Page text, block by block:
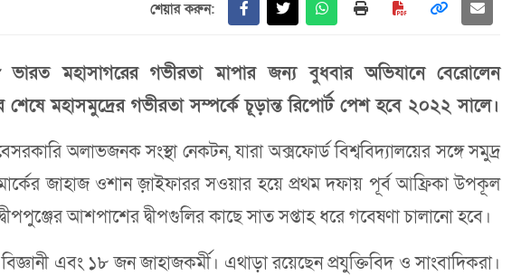
শেয়ার করুন:
ভারত মহাসাগরের গভীরতা মাপার জন্য বুধবার অভিযানে বেরোলেন
শেষে মহাসমুদ্রের গভীরতা সম্পর্কে চূড়ান্ত রিপোর্ট পেশ হবে ২০২২ সালে।
অলাভজনক সংস্থা নেকটন, যারা অক্সফোর্ড বিশ্ববিদ্যালয়ের সঙ্গে সমুদ্র
জাহাজ ওশান জ়াইফারর সওয়ার হয়ে প্রথম দফায় পূর্ব আফ্রিকা উপকূল
আশপাশের দ্বীপগুলির কাছে সাত সপ্তাহ ধরে গবেষণা চালানো হবে।
এবং ১৮ জন জাহাজকর্মী। এথাড়া রয়েছেন প্রযুক্তিবিদ ও সাংবাদিকরা।